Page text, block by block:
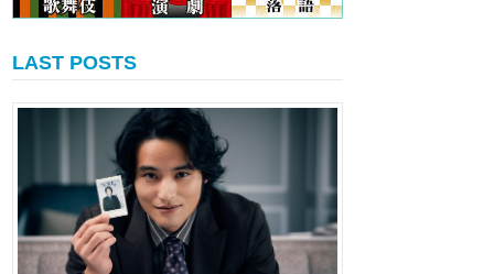
LAST POSTS